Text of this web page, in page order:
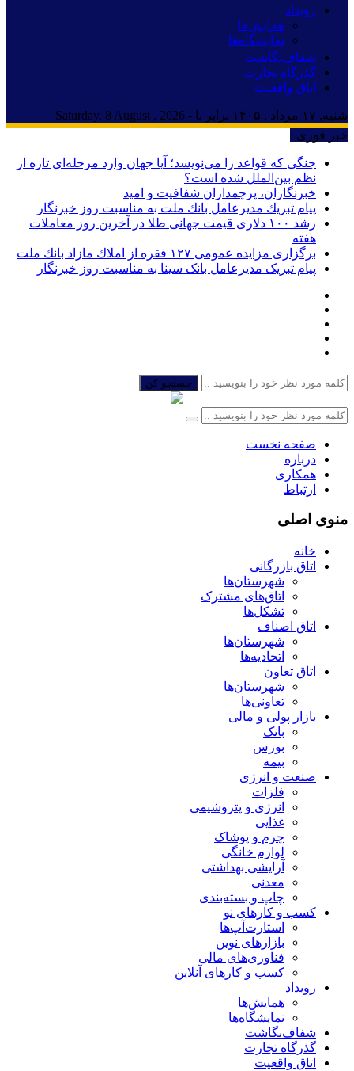
رویداد
همایش‌ها
نمایشگاه‌ها
شفاف‌نگاشت
گذرگاه تجارت
اتاق واقعیت
شنبه, ۱۷ مرداد , ۱۴۰۵ برابر با - Saturday, 8 August , 2026
خبر فوری :
جنگی که قواعد را می‌نویسد؛ آیا جهان وارد مرحله‌ای تازه از
نظم بین‌الملل شده است؟
خبرنگاران، پرچمداران شفافیت و امید
پیام تبریك مدیرعامل بانك ملت به مناسبت روز خبرنگار
رشد ۱۰۰ دلاری قیمت جهانی طلا در آخرین روز معاملات
هفته
برگزاری مزایده عمومی ۱۲۷ فقره از املاك مازاد بانك ملت
پیام تبریک مدیرعامل بانک سینا به مناسبت روز خبرنگار
جستجو کن
صفحه نخست
درباره
همکاری
ارتباط
منوی اصلی
خانه
اتاق بازرگانی
شهرستان‌ها
اتاق‌های مشترک
تشکل‌ها
اتاق اصناف
شهرستان‌ها
اتحادیه‌ها
اتاق تعاون
شهرستان‌ها
تعاونی‌ها
بازار پولی و مالی
بانک
بورس
بیمه
صنعت و انرژی
فلزات
انرژی و پتروشیمی
غذایی
چرم و پوشاک
لوازم خانگی
آرایشی بهداشتی
معدنی
چاپ و بسته‌بندی
کسب و کارهای نو
استارت‌آپ‌ها
بازارهای نوین
فناوری‌های مالی
کسب و کارهای آنلاین
رویداد
همایش‌ها
نمایشگاه‌ها
شفاف‌نگاشت
گذرگاه تجارت
اتاق واقعیت